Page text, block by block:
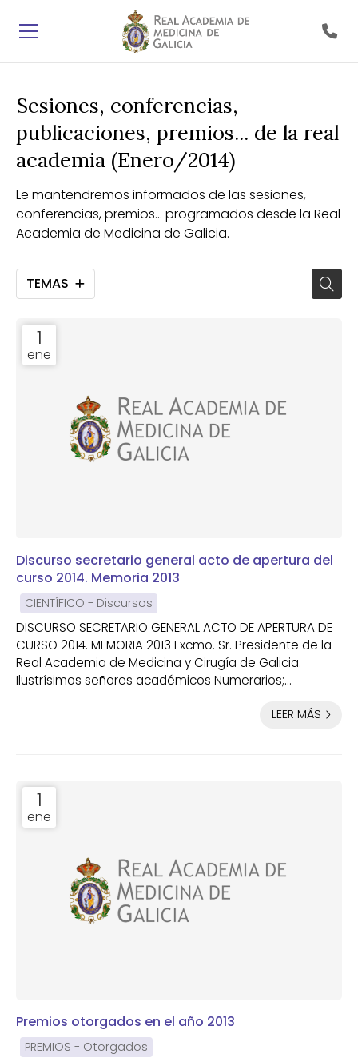
Sesiones, conferencias,
publicaciones, premios... de la real
academia (Enero/2014)
Le mantendremos informados de las sesiones,
conferencias, premios... programados desde la Real
Academia de Medicina de Galicia.
TEMAS
1
ene
Discurso secretario general acto de apertura del
curso 2014. Memoria 2013
CIENTÍFICO - Discursos
DISCURSO SECRETARIO GENERAL ACTO DE APERTURA DE
CURSO 2014. MEMORIA 2013 Excmo. Sr. Presidente de la
Real Academia de Medicina y Cirugía de Galicia.
Ilustrísimos señores académicos Numerarios;
Premiados de los trabajos anuales de la Academia,
fortaleza de los años precedentes. Por ello;
agradecemos, más vi...
LEER MÁS
1
ene
Premios otorgados en el año 2013
PREMIOS - Otorgados